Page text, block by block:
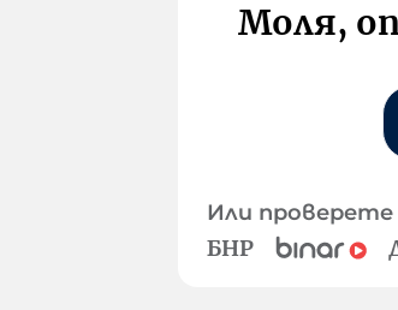
Моля,
Или
БНР